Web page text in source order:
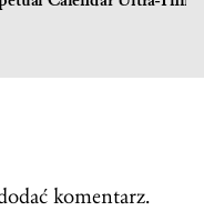
komentarz.